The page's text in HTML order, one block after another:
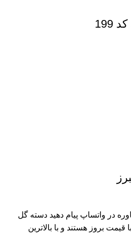
در واتساپ پیام دهید دسته گل
بروز هستند و با بالاترین